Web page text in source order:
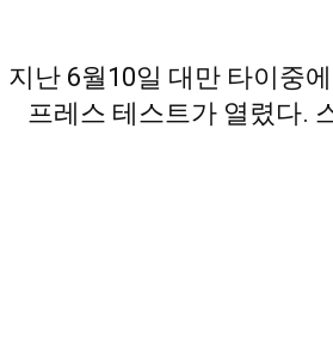
지난 6월10일 대만 타이중
프레스 테스트가 열렸다.